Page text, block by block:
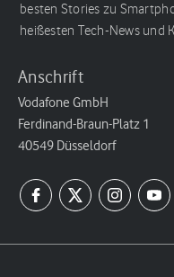
besten Stories zu
heißesten Tech-News und
Anschrift
Vodafone GmbH
Ferdinand-Braun-Platz 1
40549 Düsseldorf